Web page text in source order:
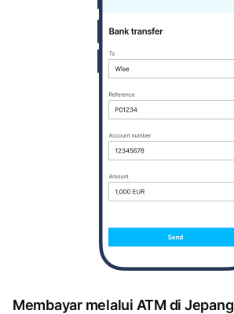
Membayar melalui ATM di Jepang